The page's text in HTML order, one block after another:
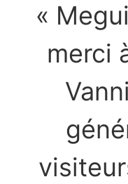
«
merci